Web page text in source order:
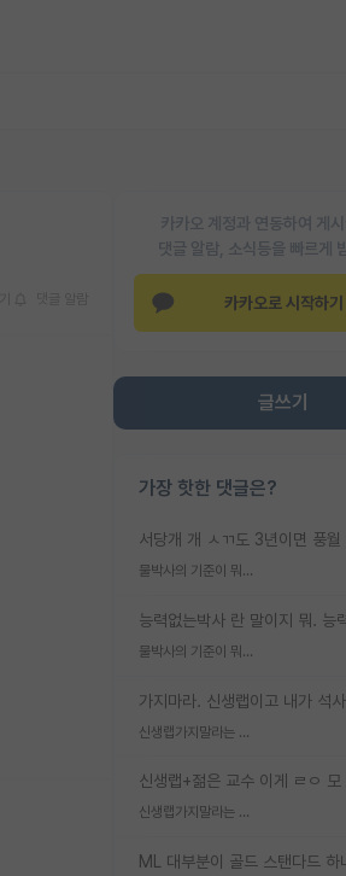
카카오 계정과 연동하여 게
댓글 알람, 소식등을 빠르게
카카오로 시작하기
글쓰기
가장 핫한 댓글은?
물박사의 기준이 뭐임?
물박사의 기준이 뭐임?
신생랩가지말라는 이유가 있었구나
신생랩가지말라는 이유가 있었구나